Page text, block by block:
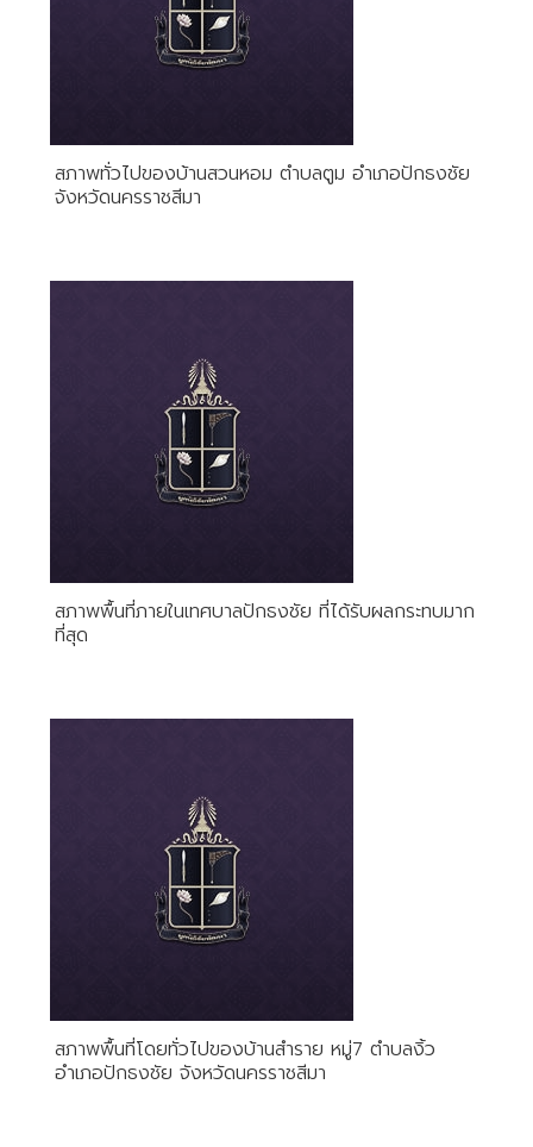
สภาพทั่วไปของบ้านสวนหอม ตำบลตูม อำเภอปักธงชัย
จังหวัดนครราชสีมา
สภาพพื้นที่ภายในเทศบาลปักธงชัย ที่ได้รับผลกระทบมาก
ที่สุด
สภาพพื้นที่โดยทั่วไปของบ้านสำราย หมู่7 ตำบลงิ้ว
อำเภอปักธงชัย จังหวัดนครราชสีมา